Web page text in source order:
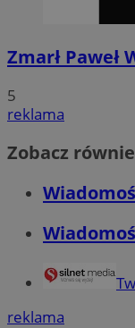
Zmarł Paweł
5
reklama
Zobacz
reklama